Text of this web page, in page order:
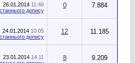
26.01.2014 11:40
0 7.884
24.01.2014 10:05
12 11.185
23.01.2014 14:11
8 9.209